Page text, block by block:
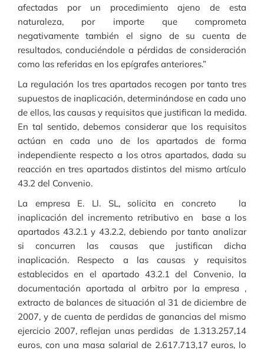
afectadas por un procedimiento ajeno de esta
naturaleza, por importe que comprometa
negativamente también el signo de su cuenta de
resultados, conduciéndole a pérdidas de consideración
como las referidas en los epígrafes anteriores.”
La regulación los tres apartados recogen por tanto tres
supuestos de inaplicación, determinándose en cada uno
de ellos, las causas y requisitos que justifican la medida.
En tal sentido, debemos considerar que los requisitos
actúan en cada uno de los apartados de forma
independiente respecto a los otros apartados, dada su
reacción en tres apartados distintos del mismo artículo
43.2 del Convenio.
La empresa E. Ll. SL, solicita en concreto la
inaplicación del incremento retributivo en base a los
apartados 43.2.1 y 43.2.2, debiendo por tanto analizar
si concurren las causas que justifican dicha
inaplicación. Respecto a las causas y requisitos
establecidos en el apartado 43.2.1 del Convenio, la
documentación aportada al arbitro por la empresa ,
extracto de balances de situación al 31 de diciembre de
2007, y de cuenta de perdidas de ganancias del mismo
ejercicio 2007, reflejan unas perdidas de 1.313.257,14
euros, con una masa salarial de 2.617.713,17 euros, lo